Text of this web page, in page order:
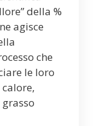
della %
agisce
che
le loro